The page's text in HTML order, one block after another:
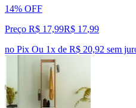
14% OFF
Preço R$ 17,99R$ 17,99
no Pix Ou 1x de R$ 20,92 sem